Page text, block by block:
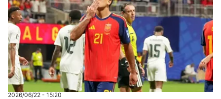
2026/06/22 - 15:20